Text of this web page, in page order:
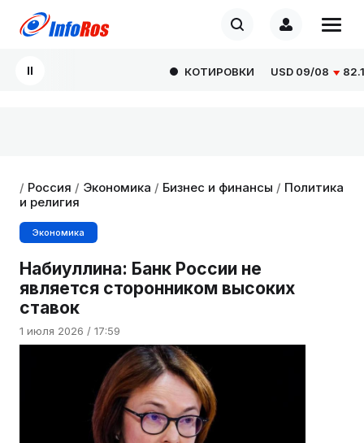
КОТИРОВКИ USD09/08
/ Россия / Экономика / Бизнес и финансы / Политика
и религия
Экономика
Набиуллина: Банк России не
является сторонником высоких
ставок
1 июля 2026 / 17:59